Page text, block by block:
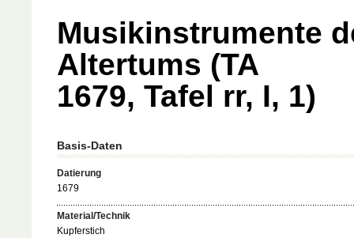
Musikinstrumente
Altertums (TA
1679, Tafel rr, I, 1)
Basis-Daten
Datierung
1679
Material/Technik
Kupferstich